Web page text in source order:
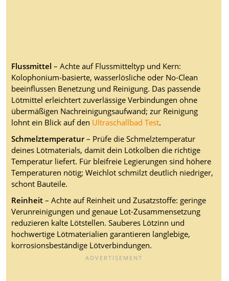
Flussmittel – Achte auf Flussmitteltyp und Kern:
Kolophonium-basierte, wasserlösliche oder No-Clean
beeinflussen Benetzung und Reinigung. Das passende
Lötmittel erleichtert zuverlässige Verbindungen ohne
übermäßigen Nachreinigungsaufwand; zur Reinigung
lohnt ein Blick auf den Ultraschallbad Test.
Schmelztemperatur– Prüfe die Schmelztemperatur
deines Lötmaterials, damit dein Lötkolben die richtige
Temperatur liefert. Für bleifreie Legierungen sind höhere
Temperaturen nötig; Weichlot schmilzt deutlich niedriger,
schont Bauteile.
Reinheit– Achte auf Reinheit und Zusatzstoffe: geringe
Verunreinigungen und genaue Lot-Zusammensetzung
reduzieren kalte Lötstellen. Sauberes Lötzinn und
hochwertige Lötmaterialien garantieren langlebige,
korrosionsbeständige Lötverbindungen.